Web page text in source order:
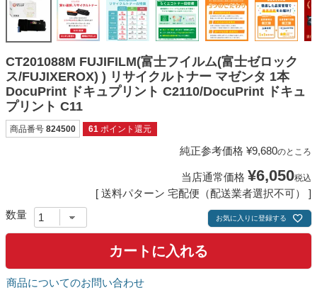
ご利用ガイド
よくある質問
お問い合わせ
会員専用商品
説明書ダウンロード
CT201088M FUJIFILM(富士フイルム(富士ゼロック
ス/FUJIXEROX) ) リサイクルトナー マゼンタ 1本
DocuPrint ドキュプリント C2110/DocuPrint ドキュ
プリント C11
商品番号 824500 61 ポイント還元
純正参考価格 ¥9,680のところ
当店通常価格 ¥6,050税込
送料パターン 宅配便（配送業者選択不可）
お気に入りに登録する
カートに入れる
商品についてのお問い合わせ